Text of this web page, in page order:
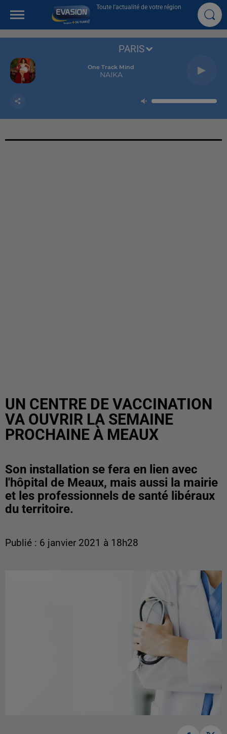
Toute l'actualité de votre région
One Track Mind
NAIKA
PARIS
UN CENTRE DE VACCINATION
VA OUVRIR LA SEMAINE
PROCHAINE À MEAUX
Son installation se fera en lien avec
l'hôpital de Meaux, mais aussi la mairie
et les professionnels de santé libéraux
du territoire.
Publié : 6 janvier 2021 à 18h28